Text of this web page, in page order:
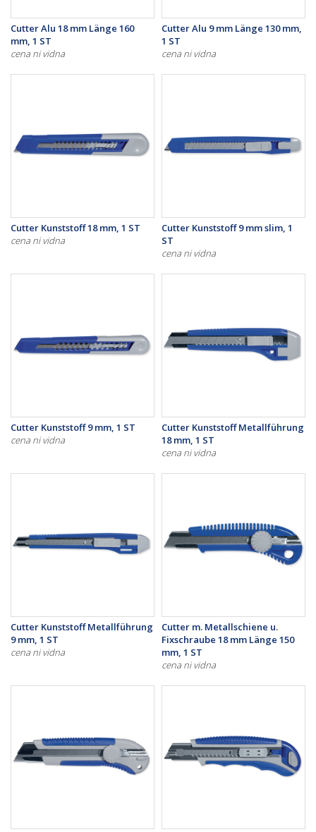
Cutter Alu 18 mm Länge 160
mm, 1 ST
cena ni vidna
Cutter Alu 9 mm Länge 130 mm,
1 ST
cena ni vidna
Cutter Kunststoff 18 mm, 1 ST
cena ni vidna
Cutter Kunststoff 9 mm slim, 1
ST
cena ni vidna
Cutter Kunststoff 9 mm, 1 ST
cena ni vidna
Cutter Kunststoff Metallführung
18 mm, 1 ST
cena ni vidna
Cutter Kunststoff Metallführung
9 mm, 1 ST
cena ni vidna
Cutter m. Metallschiene u.
Fixschraube 18 mm Länge 150
mm, 1 ST
cena ni vidna